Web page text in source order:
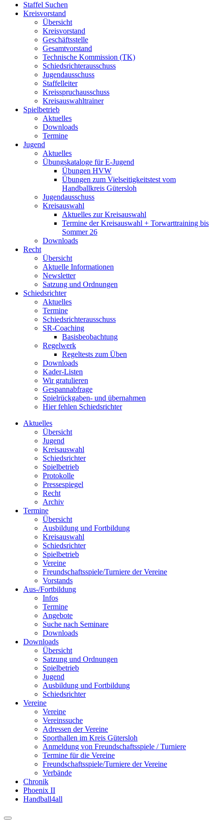
Staffel Suchen
Kreisvorstand
Übersicht
Kreisvorstand
Geschäftsstelle
Gesamtvorstand
Technische Kommission (TK)
Schiedsrichterausschuss
Jugendausschuss
Staffelleiter
Kreisspruchausschuss
Kreisauswahltrainer
Spielbetrieb
Aktuelles
Downloads
Termine
Jugend
Aktuelles
Übungskataloge für E-Jugend
Übungen HVW
Übungen zum Vielseitigkeitstest vom
Handballkreis Gütersloh
Jugendausschuss
Kreisauswahl
Aktuelles zur Kreisauswahl
Termine der Kreisauswahl + Torwarttraining bis
Sommer 26
Downloads
Recht
Übersicht
Aktuelle Informationen
Newsletter
Satzung und Ordnungen
Schiedsrichter
Aktuelles
Termine
Schiedsrichterausschuss
SR-Coaching
Basisbeobachtung
Regelwerk
Regeltests zum Üben
Downloads
Kader-Listen
Wir gratulieren
Gespannabfrage
Spielrückgaben- und übernahmen
Hier fehlen Schiedsrichter
Aktuelles
Übersicht
Jugend
Kreisauswahl
Schiedsrichter
Spielbetrieb
Protokolle
Pressespiegel
Recht
Archiv
Termine
Übersicht
Ausbildung und Fortbildung
Kreisauswahl
Schiedsrichter
Spielbetrieb
Vereine
Freundschaftsspiele/Turniere der Vereine
Vorstands
Aus-/Fortbildung
Infos
Termine
Angebote
Suche nach Seminare
Downloads
Downloads
Übersicht
Satzung und Ordnungen
Spielbetrieb
Jugend
Ausbildung und Fortbildung
Schiedsrichter
Vereine
Vereine
Vereinssuche
Adressen der Vereine
Sporthallen im Kreis Gütersloh
Anmeldung von Freundschaftsspiele / Turniere
Termine für die Vereine
Freundschaftsspiele/Turniere der Vereine
Verbände
Chronik
Phoenix II
Handball4all